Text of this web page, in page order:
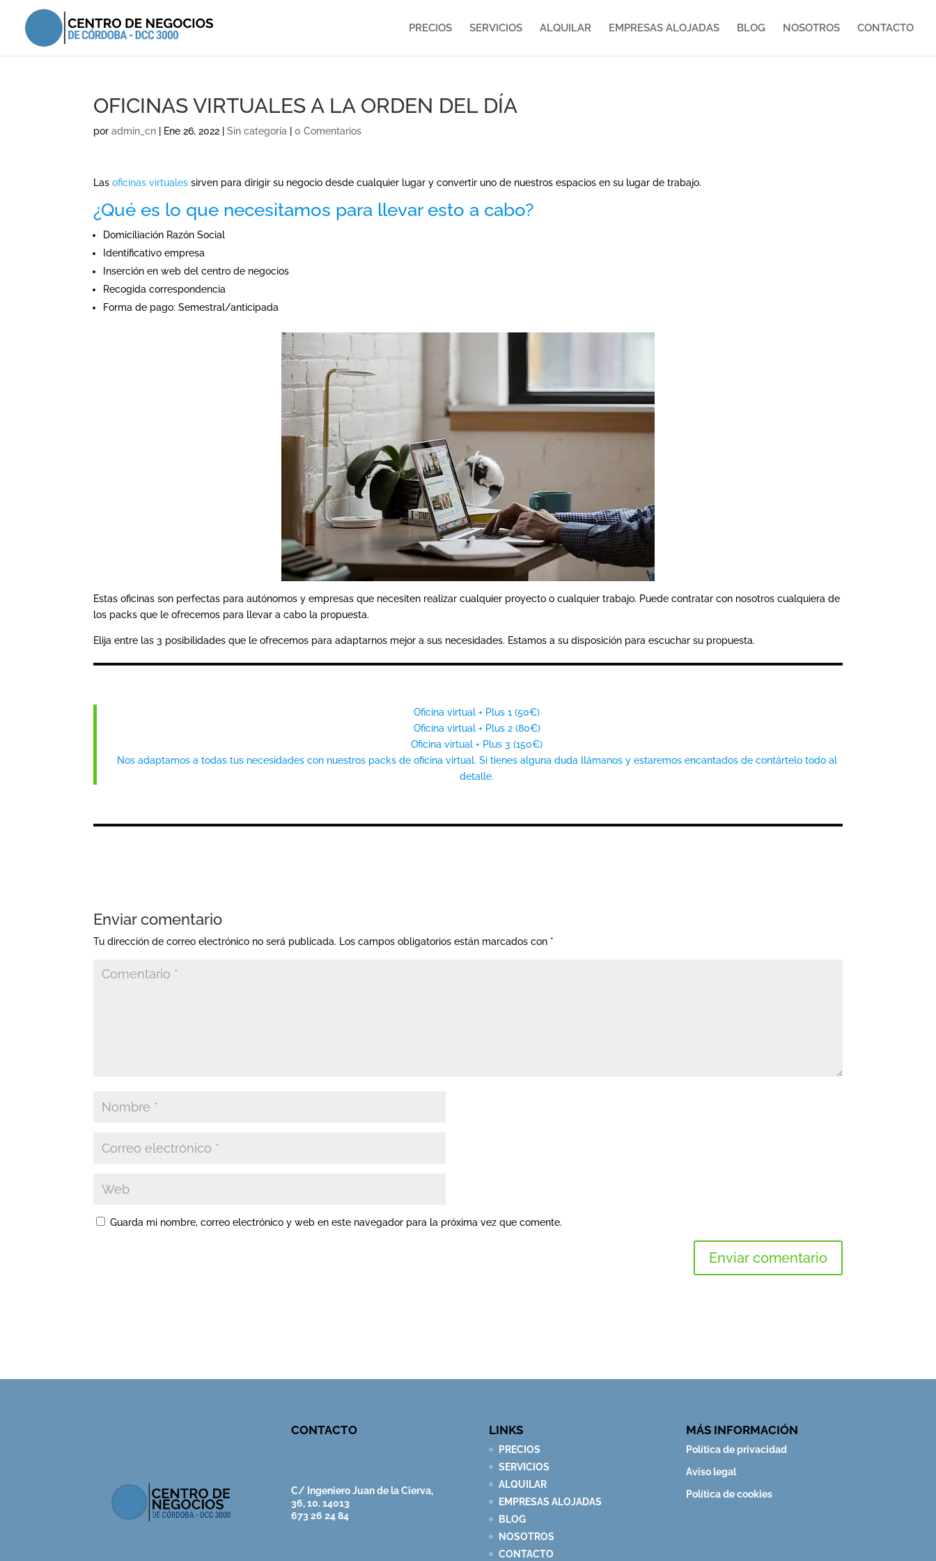
PRECIOS SERVICIOS ALQUILAR EMPRESAS ALOJADAS BLOG NOSOTROS CONTACTO
OFICINAS VIRTUALES A LA ORDEN DEL DÍA
poradmin_cn Ene 26, 2022 |Sin categoría |0 Comentarios
Las oficinas virtuales sirven para dirigir su negocio desde cualquier lugar y convertir uno de nuestros espacios en su lugar de trabajo.
¿Qué es lo que necesitamos para llevar esto a cabo?
Domiciliación Razón Social
Identificativo empresa
Inserción en web del centro de negocios
Recogida correspondencia
Forma de pago: Semestral/anticipada
Estas oficinas son perfectas para autónomos y empresas que necesiten realizar cualquier proyecto o cualquier trabajo. Puede contratar con nosotros cualquiera de
los packs que le ofrecemos para llevar a cabo la propuesta.
Elija entre las 3 posibilidades que le ofrecemos para adaptarnos mejor a sus necesidades. Estamos a su disposición para escuchar su propuesta.
Oficina virtual + Plus 1 (50€)
Oficina virtual + Plus 2 (80€)
Oficina virtual + Plus 3 (150€)
Nos adaptamos a todas tus necesidades con nuestros packs de oficina virtual. Si tienes alguna duda llámanos y estaremos encantados de contártelo todo al
detalle.
Enviar comentario
Tu dirección de correo electrónico no será publicada. Los campos obligatorios están marcados con *
Guarda mi nombre, correo electrónico y web en este navegador para la próxima vez que comente.
CONTACTO
C/ Ingeniero Juan de la Cierva,
36, 10. 14013
673 26 24 84
LINKS
PRECIOS
SERVICIOS
ALQUILAR
EMPRESAS ALOJADAS
BLOG
NOSOTROS
CONTACTO
MÁS INFORMACIÓN
Política de privacidad
Aviso legal
Política de cookies